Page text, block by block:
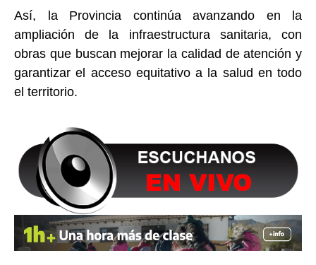
Así, la Provincia continúa avanzando en la
ampliación de la infraestructura sanitaria, con
obras que buscan mejorar la calidad de atención y
garantizar el acceso equitativo a la salud en todo
el territorio.